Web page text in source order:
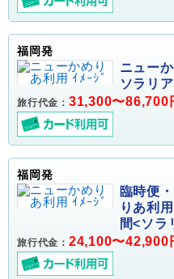
福岡発
ニュー
ソラリ
旅行代金： 31,300〜86,700
福岡発
臨時便
りあ利
間<ソラ
旅行代金： 24,100〜42,900